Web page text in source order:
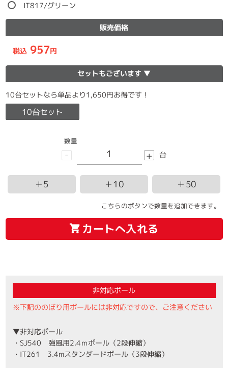
IT817/グリーン
販売価格
税込957円
セットもございます ▼
10台セットなら単品より1,650円お得です！
10台セット
-
数量
+ 台
＋5 ＋10 ＋50
こちらのボタンで数量を追加できます。
カートへ入れる
非対応ポール
※下記ののぼり用ポールには非対応ですので、ご注意ください
▼非対応ポール
・SJ540 強風用2.4ｍポール（2段伸縮）
・IT261 3.4mスタンダードポール（3段伸縮）